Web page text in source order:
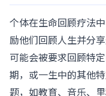
个体在生命回顾疗法
励他们回顾人生并分
可能会被要求回顾特
期，或一生中的其他
题，如教育、音乐、